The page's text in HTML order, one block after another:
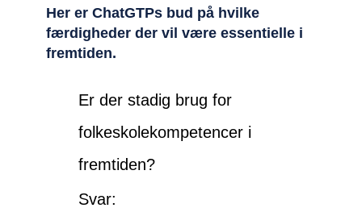
Her er ChatGTPs bud på hvilke
færdigheder der vil være essentielle i
fremtiden.
Er der stadig brug for
folkeskolekompetencer i
fremtiden?
Svar: